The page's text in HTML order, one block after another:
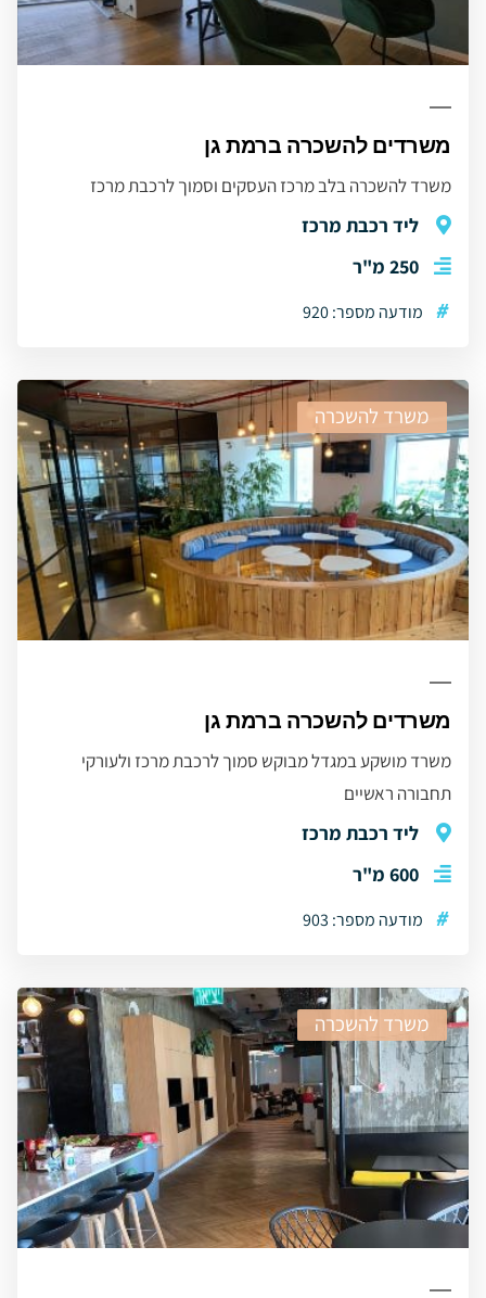
משרדים להשכרה ברמת גן
משרד להשכרה בלב מרכז העסקים וסמוך לרכבת מרכז
ליד רכבת מרכז
250 מ"ר
# מודעה מספר: 920
משרד להשכרה
משרדים להשכרה ברמת גן
משרד מושקע במגדל מבוקש סמוך לרכבת מרכז ולעורקי
תחבורה ראשיים
ליד רכבת מרכז
600 מ"ר
# מודעה מספר: 903
משרד להשכרה